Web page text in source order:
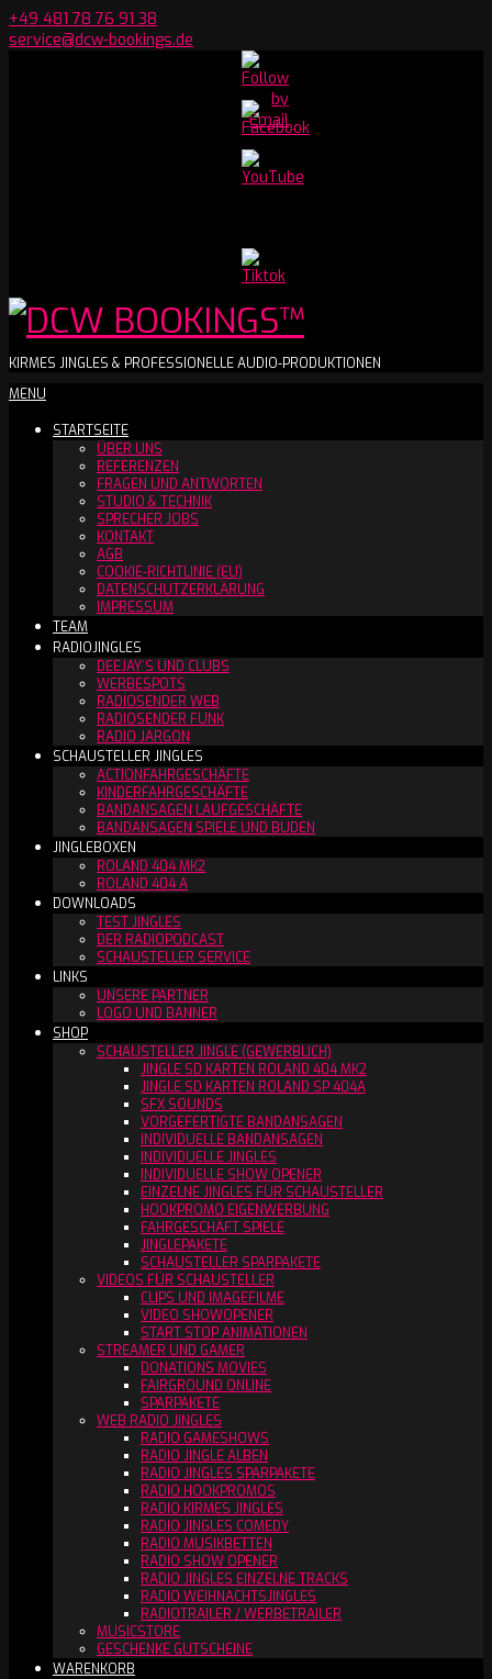
Skip
to
+49 481 78 76 91 38
service@dcw-bookings.de
Youtube
Channel
DCW
BOOKINGS™
KIRMES JINGLES & PROFESSIONELLE AUDIO-PRODUKTIONEN
Secondary
Menu
MENU
STARTSEITE
ÜBER UNS
REFERENZEN
FRAGEN UND ANTWORTEN
STUDIO & TECHNIK
SPRECHER JOBS
KONTAKT
AGB
COOKIE-RICHTLINIE (EU)
DATENSCHUTZERKLÄRUNG
IMPRESSUM
TEAM
RADIOJINGLES
DEEJAY´S UND CLUBS
WERBESPOTS
RADIOSENDER WEB
RADIOSENDER FUNK
RADIO JARGON
SCHAUSTELLER JINGLES
ACTIONFAHRGESCHÄFTE
KINDERFAHRGESCHÄFTE
BANDANSAGEN LAUFGESCHÄFTE
BANDANSAGEN SPIELE UND BUDEN
JINGLEBOXEN
ROLAND 404 MK2
ROLAND 404 A
DOWNLOADS
TEST JINGLES
DER RADIOPODCAST
SCHAUSTELLER SERVICE
LINKS
UNSERE PARTNER
LOGO UND BANNER
SHOP
SCHAUSTELLER JINGLE (GEWERBLICH)
JINGLE SD KARTEN ROLAND 404 MK2
JINGLE SD KARTEN ROLAND SP 404A
SFX SOUNDS
VORGEFERTIGTE BANDANSAGEN
INDIVIDUELLE BANDANSAGEN
INDIVIDUELLE JINGLES
INDIVIDUELLE SHOW OPENER
EINZELNE JINGLES FÜR SCHAUSTELLER
HOOKPROMO EIGENWERBUNG
FAHRGESCHÄFT SPIELE
JINGLEPAKETE
SCHAUSTELLER SPARPAKETE
VIDEOS FÜR SCHAUSTELLER
CLIPS UND IMAGEFILME
VIDEO SHOWOPENER
START STOP ANIMATIONEN
STREAMER UND GAMER
DONATIONS MOVIES
FAIRGROUND ONLINE
SPARPAKETE
WEB RADIO JINGLES
RADIO GAMESHOWS
RADIO JINGLE ALBEN
RADIO JINGLES SPARPAKETE
RADIO HOOKPROMOS
RADIO KIRMES JINGLES
RADIO JINGLES COMEDY
RADIO MUSIKBETTEN
RADIO SHOW OPENER
RADIO JINGLES EINZELNE TRACKS
RADIO WEIHNACHTSJINGLES
RADIOTRAILER / WERBETRAILER
MUSICSTORE
GESCHENKE GUTSCHEINE
WARENKORB